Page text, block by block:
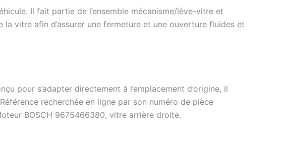
Il fait partie de l’ensemble mécanisme/lève-vitre et
vitre afin d’assurer une fermeture et une ouverture fluides et
pour s’adapter directement à l’emplacement d’origine, il
recherchée en ligne par son numéro de pièce
BOSCH 9675466380, vitre arrière droite.